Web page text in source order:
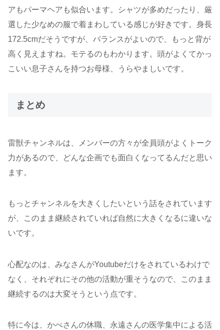
アもパーマヘアも似合います。シャツが多めだったり、厳
選した少なめの服で着まわしている感じが好きです。身長
172.5cmだそうですが、バランスがよいので、もっと背が
高く見えますね。モテるのもわかります。頭がよくてかっ
こいい息子さんを持つお母様、うらやましいです。
まとめ
雷獣チャンネルは、メンバーの方々が全員頭がよくトーク
力があるので、どんな企画でも面白くなってるんだと思い
ます。
もっとチャンネルを大きくしたいという話をされています
が、このまま継続されていれば自然に大きくなるに違いな
いです。
心配なのは、みなさんがYoutubeだけをされているわけで
なく、それぞれにその他の活動が重そうなので、このまま
継続するのは大変そうという点です。
特に今は、かべさんの休職、永遠さんの医学集中による活